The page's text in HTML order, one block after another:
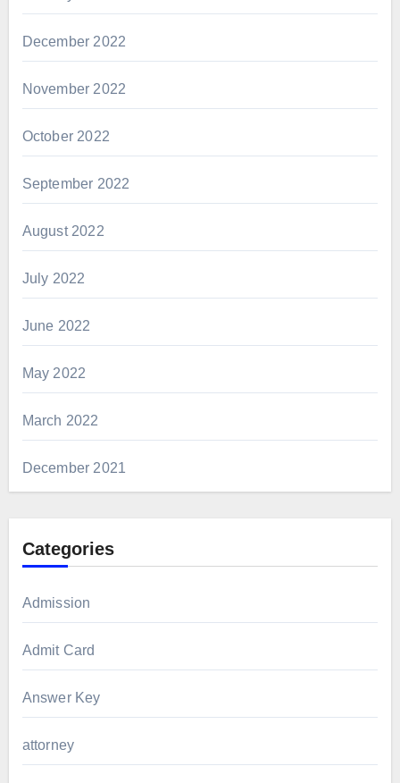
December 2022
November 2022
October 2022
September 2022
August 2022
July 2022
June 2022
May 2022
March 2022
December 2021
Categories
Admission
Admit Card
Answer Key
attorney